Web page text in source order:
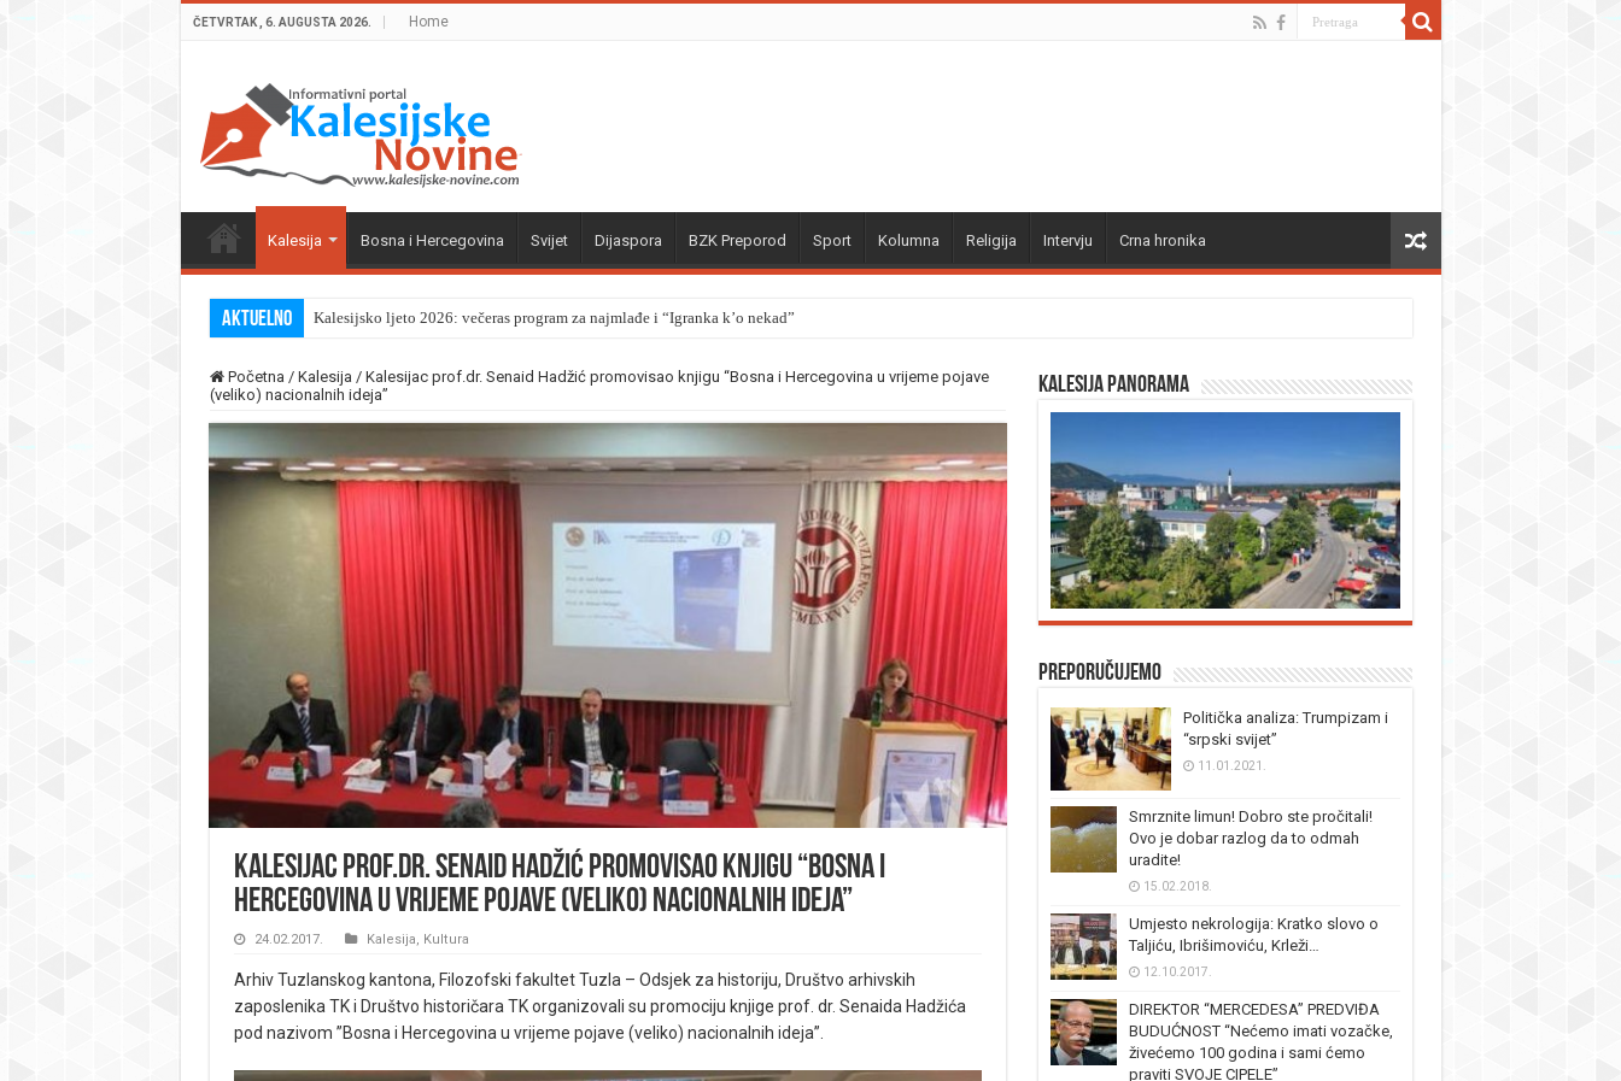
ČETVRTAK , 6. AUGUSTA 2026. Home
Kalesija Bosna i Hercegovina Svijet Dijaspora BZK Preporod Sport Kolumna Religija Intervju Crna hronika
Aktuelno Kalesijsko ljeto 2026: večeras program za najmlađe i “Igranka k’o nekad”
Početna / Kalesija / Kalesijac prof.dr. Senaid Hadžić promovisao knjigu “Bosna i Hercegovina u vrijeme pojave
(veliko) nacionalnih ideja”
Kalesijac prof.dr. Senaid Hadžić promovisao knjigu “Bosna i
Hercegovina u vrijeme pojave (veliko) nacionalnih ideja”
24.02.2017. Kalesija, Kultura
Arhiv Tuzlanskog kantona, Filozofski fakultet Tuzla – Odsjek za historiju, Društvo arhivskih
zaposlenika TK i Društvo historičara TK organizovali su promociju knjige prof. dr. Senaida Hadžića
pod nazivom ”Bosna i Hercegovina u vrijeme pojave (veliko) nacionalnih ideja”.
Kalesija panorama
Preporučujemo
Politička analiza: Trumpizam i
“srpski svijet”
11.01.2021.
Smrznite limun! Dobro ste pročitali!
Ovo je dobar razlog da to odmah
uradite!
15.02.2018.
Umjesto nekrologija: Kratko slovo o
Taljiću, Ibrišimoviću, Krleži…
12.10.2017.
DIREKTOR “MERCEDESA” PREDVIĐA
BUDUĆNOST “Nećemo imati vozačke,
živećemo 100 godina i sami ćemo
praviti SVOJE CIPELE”